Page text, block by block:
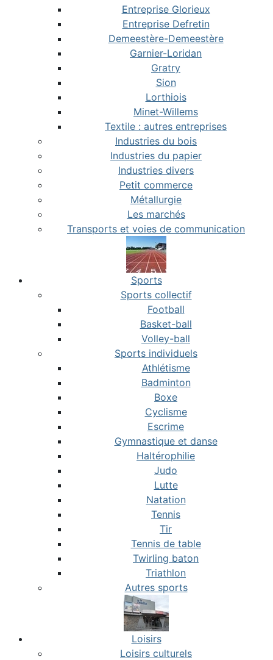
Entreprise Glorieux
Entreprise Defretin
Demeestère-Demeestère
Garnier-Loridan
Gratry
Sion
Lorthiois
Minet-Willems
Textile : autres entreprises
Industries du bois
Industries du papier
Industries divers
Petit commerce
Métallurgie
Les marchés
Transports et voies de communication
Sports
Sports collectif
Football
Basket-ball
Volley-ball
Sports individuels
Athlétisme
Badminton
Boxe
Cyclisme
Escrime
Gymnastique et danse
Haltérophilie
Judo
Lutte
Natation
Tennis
Tir
Tennis de table
Twirling baton
Triathlon
Autres sports
Loisirs
Loisirs culturels